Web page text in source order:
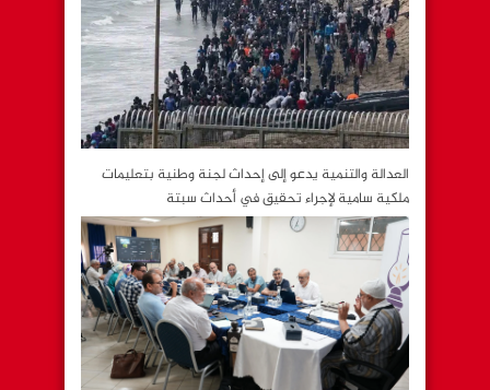
العدالة والتنمية يدعو إلى إحداث لجنة وطنية بتعليمات
ملكية سامية لإجراء تحقيق في أحداث سبتة